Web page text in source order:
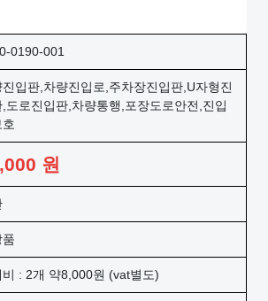
0190-001
진입판,차량진입로,주차장진입판,U자형진
,도로진입판,차량통행,포장도로안전,진입
호
원
품
비 : 2개 약8,000원 (vat별도)